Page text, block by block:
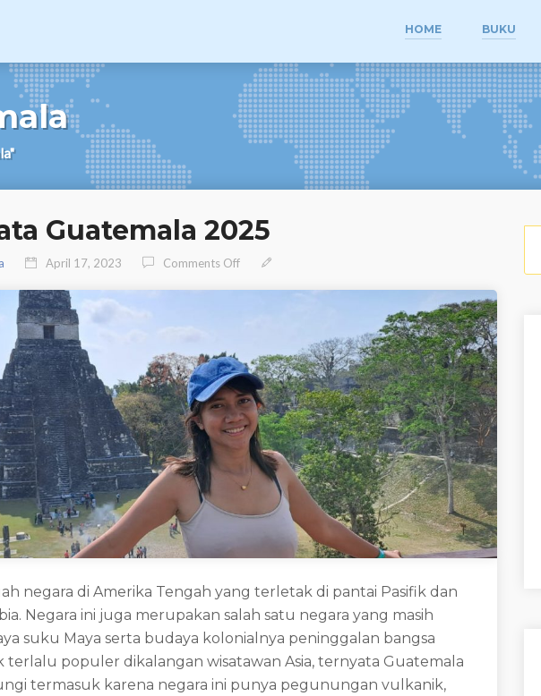
HOME BUKU
Guatemala 2025
April 17, 2023 Comments OffOn Panduan Wisata Guatemala 2025
negara di Amerika Tengah yang terletak di pantai Pasifik dan
Negara ini juga merupakan salah satu negara yang masih
suku Maya serta budaya kolonialnya peninggalan bangsa
terlalu populer dikalangan wisatawan Asia, ternyata Guatemala
termasuk karena negara ini punya pegunungan vulkanik,